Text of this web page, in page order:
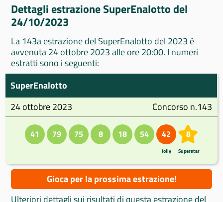
Dettagli estrazione SuperEnalotto del
24/10/2023
La 143a estrazione del SuperEnalotto del 2023 è
avvenuta 24 ottobre 2023 alle ore 20:00. I numeri
estratti sono i seguenti:
SuperEnalotto
24 ottobre 2023
Concorso n.143
41 79 75 8 18 54 42
Jolly
8
Superstar
Gioca per la prossima estrazione!
Ulteriori dettagli sui risultati di questa estrazione del